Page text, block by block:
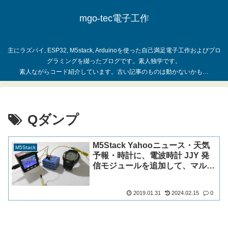
mgo-tec電子工作
主にラズパイ, ESP32, M5stack, Arduinoを使った自己満足電子工作およびプロ
グラミングを綴ったブログです。素人独学です。
Qダンプ
M5Stack
M5Stack Yahooニュース・天気
予報・時計に、電波時計 JJY 発
信モジュールを追加して、マルチ
2019.01.31 2024.02.15 0